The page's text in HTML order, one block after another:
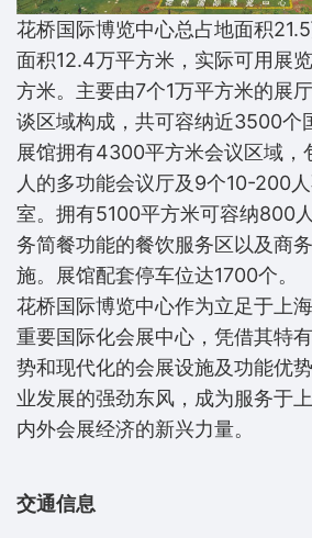
花桥国际博览中心总占地面积
面积12.4万平方米，实际可用展
方米。主要由7个1万平方米的展
谈区域构成，共可容纳近3500个
展馆拥有4300平方米会议区域，
人的多功能会议厅及9个10-200
室。拥有5100平方米可容纳800
务简餐功能的餐饮服务区以及商
施。展馆配套停车位达1700个。
花桥国际博览中心作为立足于上
重要国际化会展中心，凭借其特
势和现代化的会展设施及功能优
业发展的强劲东风，成为服务于
内外会展经济的新兴力量。
交通信息